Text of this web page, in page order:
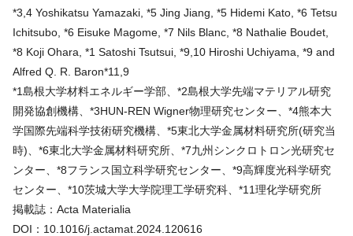
*3,4 Yoshikatsu Yamazaki, *5 Jing Jiang, *5 Hidemi Kato, *6 Tetsu
Ichitsubo, *6 Eisuke Magome, *7 Nils Blanc, *8 Nathalie Boudet,
*8 Koji Ohara, *1 Satoshi Tsutsui, *9,10 Hiroshi Uchiyama, *9 and
Alfred Q. R. Baron*11,9
*1島根大学材料エネルギー学部、*2島根大学先端マテリアル研究
開発協創機構、*3HUN-REN Wigner物理研究センター、*4熊本大
学国際先端科学技術研究機構、*5東北大学金属材料研究所(研究当
時)、*6東北大学金属材料研究所、*7九州シンクロトロン光研究セ
ンター、*8フランス国立科学研究センター、*9高輝度光科学研究
センター、*10茨城大学大学院理工学研究科、*11理化学研究所
掲載誌：Acta Materialia
DOI：10.1016/j.actamat.2024.120616